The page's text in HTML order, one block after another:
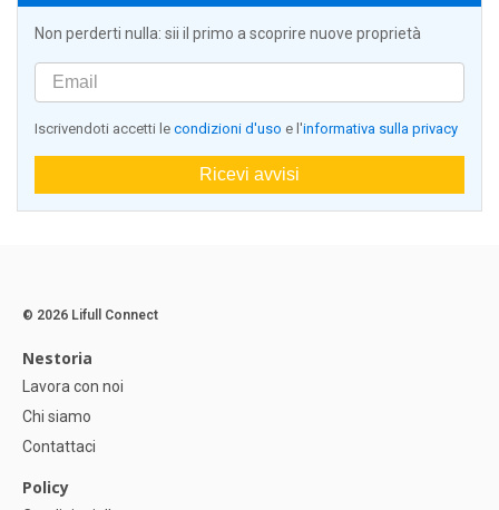
Non perderti nulla: sii il primo a scoprire nuove proprietà
Iscrivendoti accetti le condizioni d'uso e l'informativa sulla privacy
Ricevi avvisi
© 2026 Lifull Connect
Nestoria
Lavora con noi
Chi siamo
Contattaci
Policy